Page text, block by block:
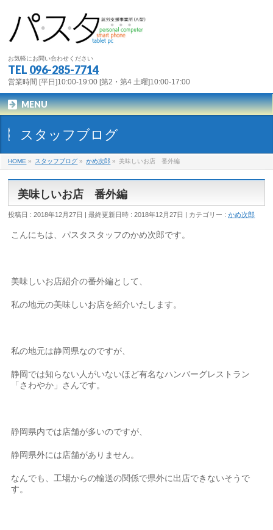
お気軽にお問い合わせください
TEL 096-285-7714
営業時間 [平日]10:00-19:00 [第2・第4 土曜]10:00-17:00
MENU
スタッフブログ
HOME » スタッフブログ » かめ次郎 » 美味しいお店 番外編
美味しいお店 番外編
投稿日 : 2018年12月27日 最終更新日時 : 2018年12月27日 カテゴリー :かめ次郎
こんにちは、パスタスタッフのかめ次郎です。
美味しいお店紹介の番外編として、
私の地元の美味しいお店を紹介いたします。
私の地元は静岡県なのですが、
静岡では知らない人がいないほど有名なハンバーグレストラン
「さわやか」さんです。
静岡県内では店舗が多いのですが、
静岡県外には店舗がありません。
なんでも、工場からの輸送の関係で県外に出店できないそうで
す。